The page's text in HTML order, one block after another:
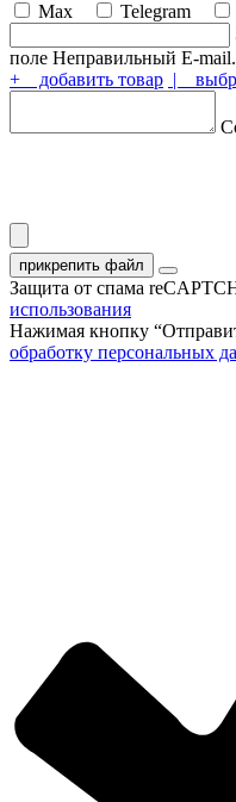
Max
Telegram
поле Неправильный E-mail.
+ добавить товар |
прикрепить файл
Защита от спама
использования
Нажимая кнопку
обработку персональных